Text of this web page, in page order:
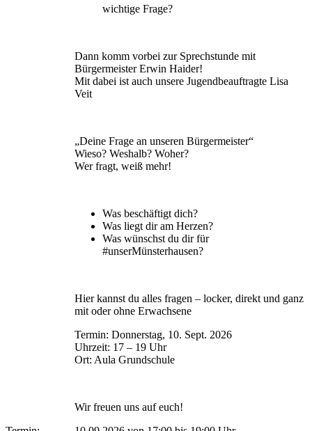
wichtige Frage?
Dann komm vorbei zur Sprechstunde mit
Bürgermeister Erwin Haider!
Mit dabei ist auch unsere Jugendbeauftragte Lisa
Veit
„Deine Frage an unseren Bürgermeister“
Wieso? Weshalb? Woher?
Wer fragt, weiß mehr!
Was beschäftigt dich?
Was liegt dir am Herzen?
Was wünschst du dir für
#unserMünsterhausen?
Hier kannst du alles fragen – locker, direkt und ganz
mit oder ohne Erwachsene
Termin: Donnerstag, 10. Sept. 2026
Uhrzeit: 17 – 19 Uhr
Ort: Aula Grundschule
Wir freuen uns auf euch!